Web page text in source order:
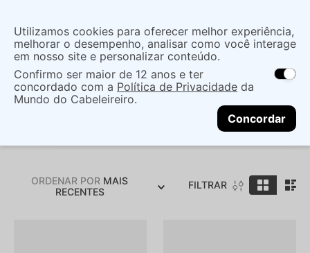
localização
As ofertas e opções de entrega variam de
acordo com a região.Não sei meu CEP
CONTINUAR
O que você procura?
ORDENAR POR MAIS
RECENTES
FILTRAR
Utilizamos cookies para oferecer melhor experiência,
melhorar o desempenho, analisar como você interage
em nosso site e personalizar conteúdo.
Confirmo ser maior de 12 anos e ter
concordado com a Política de Privacidade da
Mundo do Cabeleireiro.
Concordar